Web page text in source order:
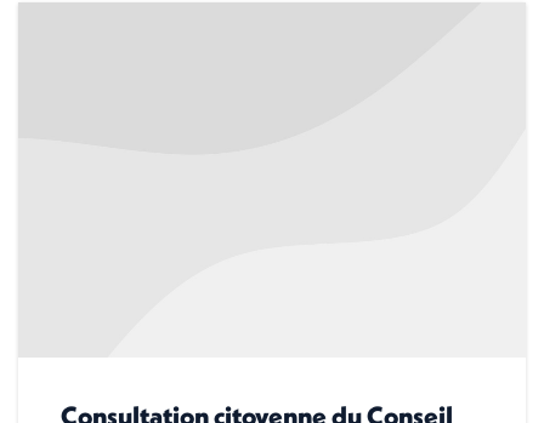
Consultation citoyenne du Conseil